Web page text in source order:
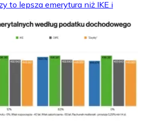
to lepsza emerytura niż IKE i